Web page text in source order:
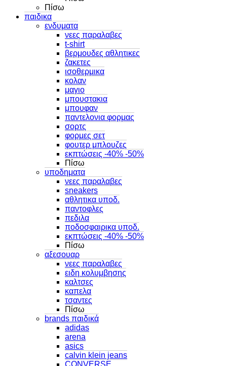
Πίσω
παιδικα
ενδυματα
νεες παραλαβες
t-shirt
βερμουδες αθλητικες
ζακετες
ισοθερμικα
κολαν
μαγιο
μπουστακια
μπουφαν
παντελονια φορμας
σορτς
φορμες σετ
φουτερ μπλουζες
εκπτώσεις -40% -50%
Πίσω
υποδηματα
νεες παραλαβες
sneakers
αθλητικα υποδ.
παντοφλες
πεδιλα
ποδοσφαιρικα υποδ.
εκπτώσεις -40% -50%
Πίσω
αξεσουαρ
νεες παραλαβες
ειδη κολυμβησης
καλτσες
καπελα
τσαντες
Πίσω
brands παιδικά
adidas
arena
asics
calvin klein jeans
CONVERSE